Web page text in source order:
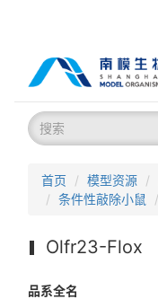
首页 模型资源
条件性敲除小鼠
Olfr23-Flox
品系全名